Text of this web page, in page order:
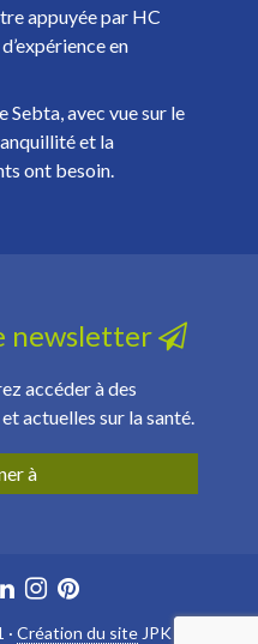
appuyée par HC
en
Sebta, avec vue sur le
et la
ont besoin.
newsletter
accéder à des
actuelles sur la santé.
à
· Création du site JPK ·